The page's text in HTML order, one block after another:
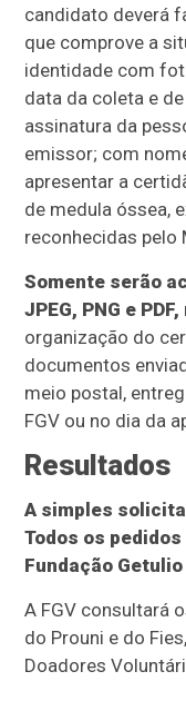
candidato deverá
que comprove a
identidade com
data da coleta e
assinatura da
emissor; com
apresentar a
de medula óssea,
reconhecidas pelo
Somente serão
JPEG, PNG e
organização do
documentos
meio postal,
FGV ou no dia da
Resultados
A simples
Todos os
Fundação
A FGV consultará
do Prouni e do
Doadores